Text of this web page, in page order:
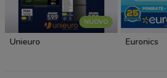
NUOVO
Unieuro Euronics